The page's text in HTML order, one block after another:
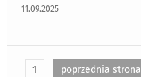
11.09.2025
1 poprzednia strona